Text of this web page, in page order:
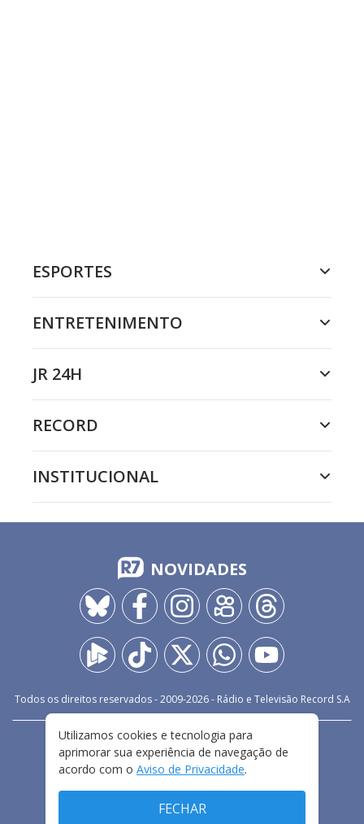
ESPORTES
ENTRETENIMENTO
JR 24H
RECORD
INSTITUCIONAL
NOVIDADES
Todos os direitos reservados - 2009-2026- Rádio e Televisão Record S.A
FALE CONOSCO
PRIVACIDADE
TERMOS E CONDIÇÕES DE USO
Utilizamos cookies e tecnologia para
aprimorar sua experiência de navegação de
acordo com o Aviso de Privacidade.
FECHAR